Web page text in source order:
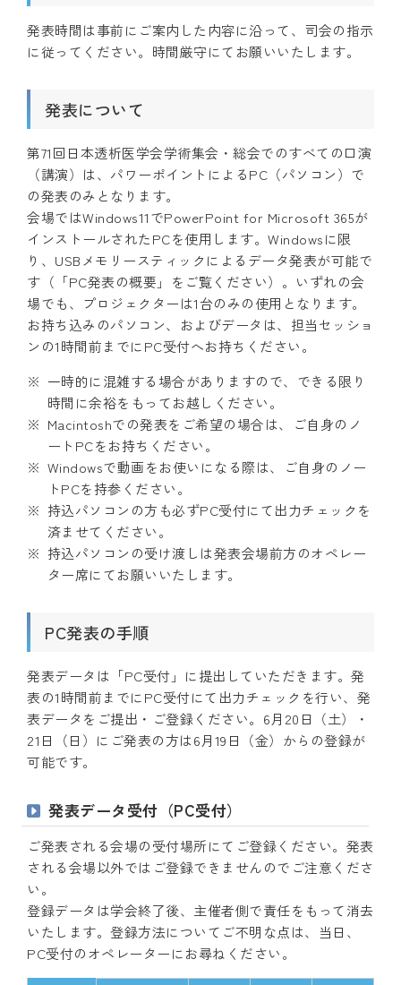
発表時間は事前にご案内した内容に沿って、司会の指示
に従ってください。時間厳守にてお願いいたします。
発表について
第71回日本透析医学会学術集会・総会でのすべての口演
（講演）は、パワーポイントによるPC（パソコン）で
の発表のみとなります。
会場ではWindows11でPowerPoint for Microsoft 365が
インストールされたPCを使用します。Windowsに限
り、USBメモリースティックによるデータ発表が可能で
す（「PC発表の概要」をご覧ください）。いずれの会
場でも、プロジェクターは1台のみの使用となります。
お持ち込みのパソコン、およびデータは、担当セッショ
ンの1時間前までにPC受付へお持ちください。
一時的に混雑する場合がありますので、できる限り
時間に余裕をもってお越しください。
Macintoshでの発表をご希望の場合は、ご自身のノ
ートPCをお持ちください。
Windowsで動画をお使いになる際は、ご自身のノー
トPCを持参ください。
持込パソコンの方も必ずPC受付にて出力チェックを
済ませてください。
持込パソコンの受け渡しは発表会場前方のオペレー
ター席にてお願いいたします。
PC発表の手順
発表データは「PC受付」に提出していただきます。発
表の1時間前までにPC受付にて出力チェックを行い、発
表データをご提出・ご登録ください。6月20日（土）・
21日（日）にご発表の方は6月19日（金）からの登録が
可能です。
発表データ受付（PC受付）
ご発表される会場の受付場所にてご登録ください。発表
される会場以外ではご登録できませんのでご注意くださ
い。
登録データは学会終了後、主催者側で責任をもって消去
いたします。登録方法についてご不明な点は、当日、
PC受付のオペレーターにお尋ねください。